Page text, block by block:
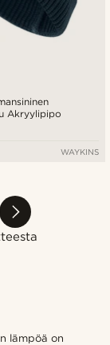
Akryylipipo
WAYKINS
lämpöä on